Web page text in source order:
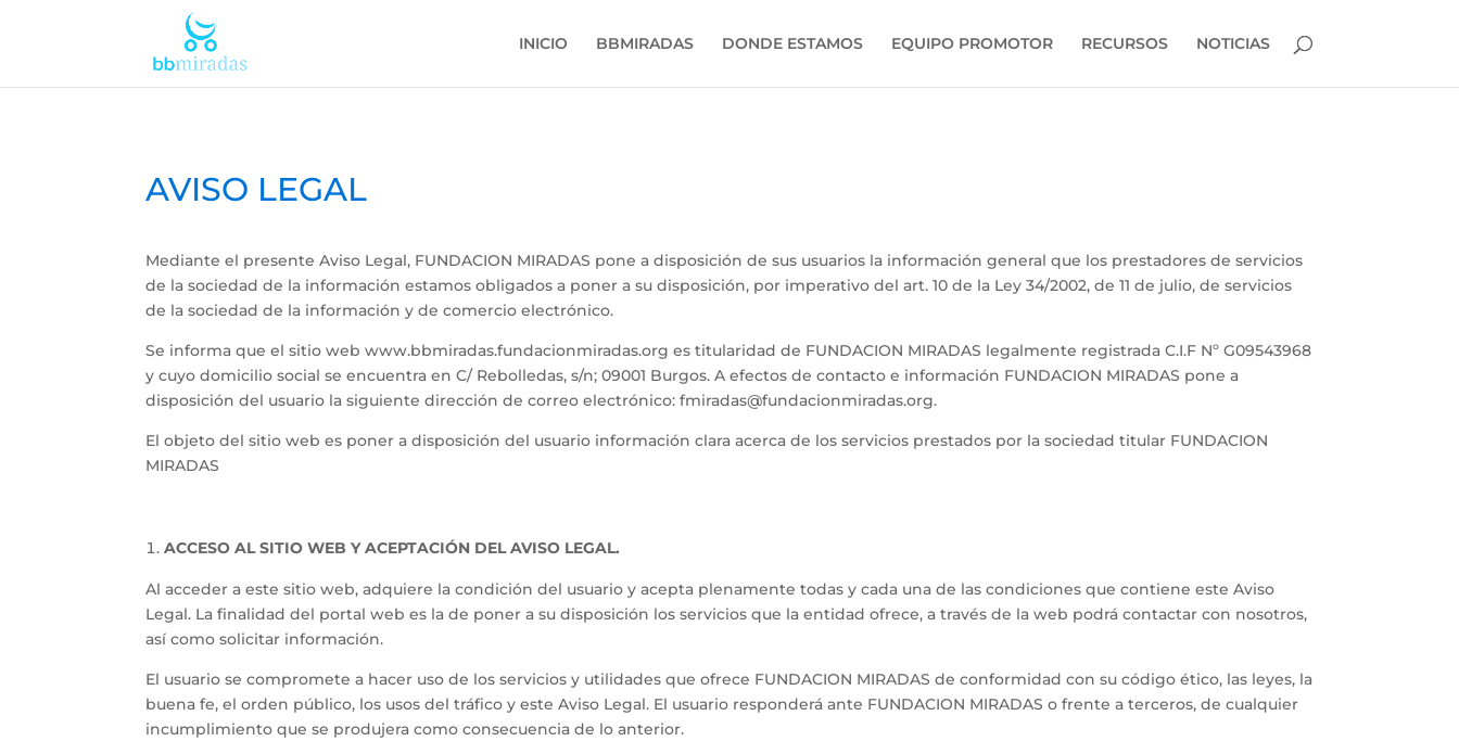
INICIO BBMIRADAS DONDE ESTAMOS EQUIPO PROMOTOR RECURSOS NOTICIAS
AVISO LEGAL
Mediante el presente Aviso Legal, FUNDACION MIRADAS pone a disposición de sus usuarios la información general que los prestadores de servicios
de la sociedad de la información estamos obligados a poner a su disposición, por imperativo del art. 10 de la Ley 34/2002, de 11 de julio, de servicios
de la sociedad de la información y de comercio electrónico.
Se informa que el sitio web www.bbmiradas.fundacionmiradas.org es titularidad de FUNDACION MIRADAS legalmente registrada C.I.F Nº G09543968
y cuyo domicilio social se encuentra en C/ Rebolledas, s/n; 09001 Burgos. A efectos de contacto e información FUNDACION MIRADAS pone a
disposición del usuario la siguiente dirección de correo electrónico: fmiradas@fundacionmiradas.org.
El objeto del sitio web es poner a disposición del usuario información clara acerca de los servicios prestados por la sociedad titular FUNDACION
MIRADAS
ACCESO AL SITIO WEB Y ACEPTACIÓN DEL AVISO LEGAL.
Al acceder a este sitio web, adquiere la condición del usuario y acepta plenamente todas y cada una de las condiciones que contiene este Aviso
Legal. La finalidad del portal web es la de poner a su disposición los servicios que la entidad ofrece, a través de la web podrá contactar con nosotros,
así como solicitar información.
El usuario se compromete a hacer uso de los servicios y utilidades que ofrece FUNDACION MIRADAS de conformidad con su código ético, las leyes, la
buena fe, el orden público, los usos del tráfico y este Aviso Legal. El usuario responderá ante FUNDACION MIRADAS o frente a terceros, de cualquier
incumplimiento que se produjera como consecuencia de lo anterior.